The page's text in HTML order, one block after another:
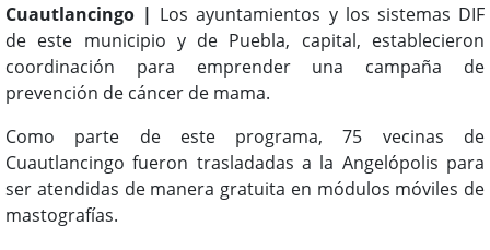
Cuautlancingo | Los ayuntamientos y los sistemas DIF
de este municipio y de Puebla, capital, establecieron
coordinación para emprender una campaña de
prevención de cáncer de mama.
Como parte de este programa, 75 vecinas de
Cuautlancingo fueron trasladadas a la Angelópolis para
ser atendidas de manera gratuita en módulos móviles de
mastografías.